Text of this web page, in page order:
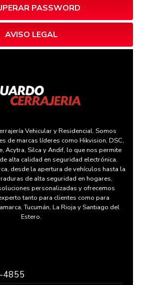
PASSWORD
AVISO LEGAL
Vehicular y Residencial. Somos
de marcas líderes como Hikvision, DSC,
Acytra, Silca y Andif, lo que nos permite
alta calidad en seguridad electrónica.
desde la apertura de vehículos hasta la
de alta seguridad en hogares,
personalizadas y ofrecemos
tanto para clientes como para
Tucumán, La Rioja y Santiago del
Estero.